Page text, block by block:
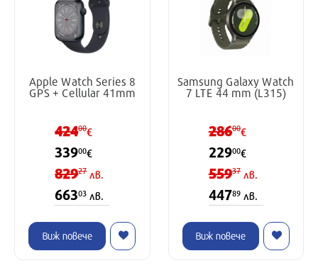
Apple Watch Series 8
GPS + Cellular 41mm
42400€
33900€
82927лв.
66303 лв.
Виж повече
Samsung Galaxy Watch
7 LTE 44 mm (L315)
28600€
22900€
55937лв.
44789лв.
Виж повече